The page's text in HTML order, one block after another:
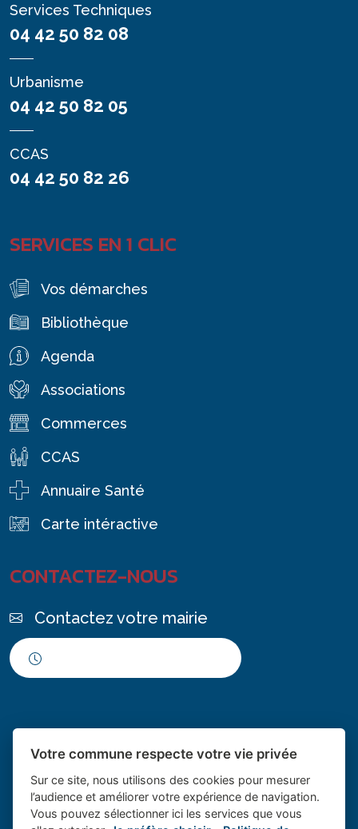
Services Techniques
04 42 50 82 08
Urbanisme
04 42 50 82 05
CCAS
04 42 50 82 26
SERVICES EN 1 CLIC
Vos démarches
Bibliothèque
Agenda
Associations
Commerces
CCAS
Annuaire Santé
Carte intéractive
CONTACTEZ-NOUS
Contactez votre mairie
Votre commune respecte votre vie privée
Sur ce site, nous utilisons des cookies pour mesurer
l’audience et améliorer votre expérience de navigation.
Vous pouvez sélectionner ici les services que vous